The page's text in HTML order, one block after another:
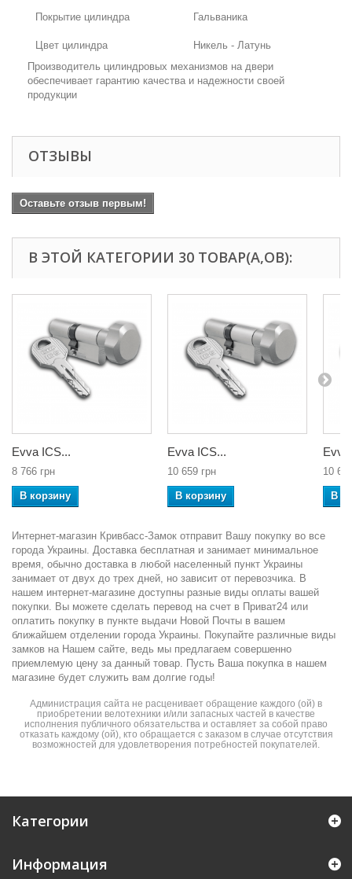
Покрытие цилиндра Гальваника
Цвет цилиндра
Никель - Латунь
Производитель цилиндровых механизмов на двери
обеспечивает гарантию качества и надежности своей
продукции
ОТЗЫВЫ
Оставьте отзыв первым!
В ЭТОЙ КАТЕГОРИИ 30 ТОВАР(А,ОВ):
Evva ICS...
8 766 грн
В корзину
Evva ICS...
10 659 грн
В корзину
10
В
Интернет-магазин Кривбасс-Замок отправит Вашу покупку во все
города Украины. Доставка бесплатная и занимает минимальное
время, обычно доставка в любой населенный пункт Украины
занимает от двух до трех дней, но зависит от перевозчика. В
нашем интернет-магазине доступны разные виды оплаты вашей
покупки. Вы можете сделать перевод на счет в Приват24 или
оплатить покупку в пункте выдачи Новой Почты в вашем
ближайшем отделении города Украины. Покупайте различные виды
замков на Нашем сайте, ведь мы предлагаем совершенно
приемлемую цену за данный товар. Пусть Ваша покупка в нашем
магазине будет служить вам долгие годы!
Администрация сайта не расценивает обращение каждого (ой) в
приобретении велотехники и/или запасных частей в качестве
исполнения публичного обязательства и оставляет за собой право
отказать каждому (ой), кто обращается с заказом в случае отсутствия
возможностей для удовлетворения потребностей покупателей.
Категории
Информация